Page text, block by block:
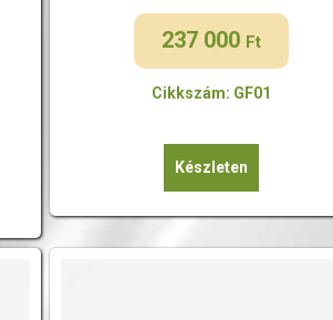
237 000 Ft
Cikkszám: GF01
Készleten